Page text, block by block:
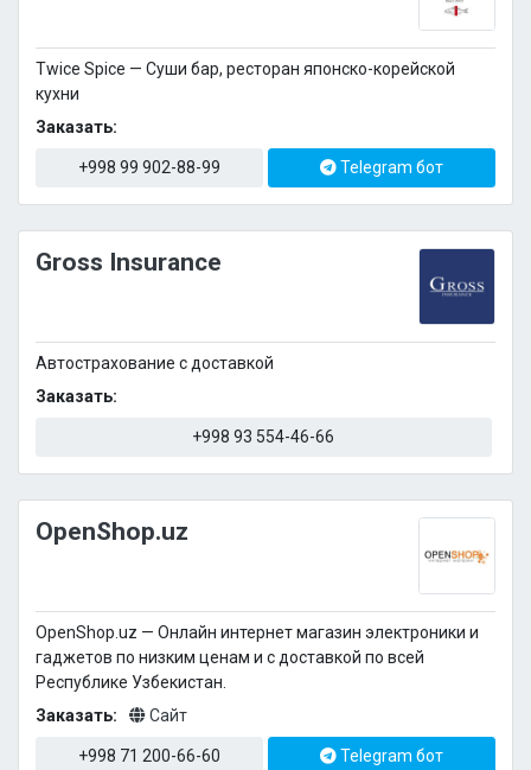
Twice Spice — Суши бар, ресторан японско-корейской
кухни
Заказать:
+998 99 902-88-99 Telegram бот
Gross Insurance
Автострахование с доставкой
Заказать:
+998 93 554-46-66
OpenShop.uz
OpenShop.uz — Онлайн интернет магазин электроники и
гаджетов по низким ценам и с доставкой по всей
Республике Узбекистан.
Заказать:
Сайт
+998 71 200-66-60 Telegram бот